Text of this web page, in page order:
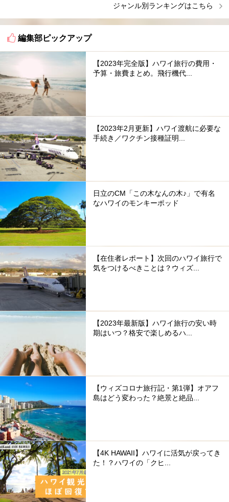
ジャンル別ランキングはこちら
編集部ピックアップ
【2023年完全版】ハワイ旅行の費用・
予算・旅費まとめ。飛行機代...
【2023年2月更新】ハワイ渡航に必要な
手続き／ワクチン接種証明...
日立のCM「この木なんの木♪」で有名
なハワイのモンキーポッド
【在住者レポート】次回のハワイ旅行で
気をつけるべきことは？ウィズ...
【2023年最新版】ハワイ旅行の安い時
期はいつ？格安で楽しめるハ...
【ウィズコロナ旅行記・第1弾】オアフ
島はどう変わった？絶景と絶品...
【4K HAWAII】ハワイに活気が戻ってき
た！？ハワイの「クヒ...